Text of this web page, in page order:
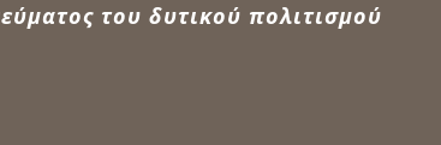
του δυτικού πολιτισμού